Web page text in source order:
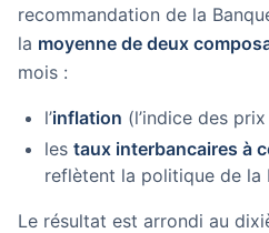
recommandation de la
la moyenne de deux
mois :
l’inflation (l’indice des
les taux interbancaires à
reflètent la politique de la
Le résultat est arrondi au